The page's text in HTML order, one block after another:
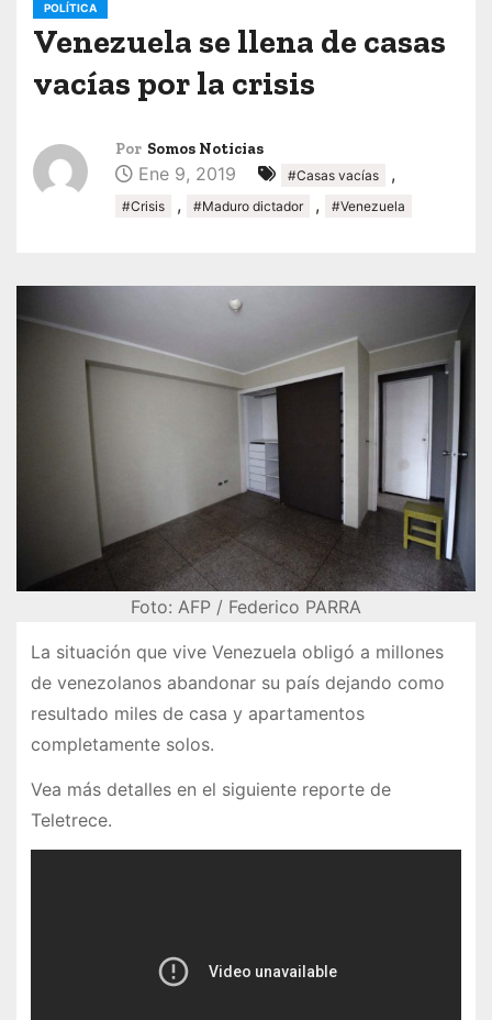
POLÍTICA
Venezuela se llena de casas
vacías por la crisis
Por Somos Noticias
Ene 9, 2019 #Casas vacías ,
#Crisis , #Maduro dictador , #Venezuela
Foto: AFP / Federico PARRA
La situación que vive Venezuela obligó a millones
de venezolanos abandonar su país dejando como
resultado miles de casa y apartamentos
completamente solos.
Vea más detalles en el siguiente reporte de
Teletrece.